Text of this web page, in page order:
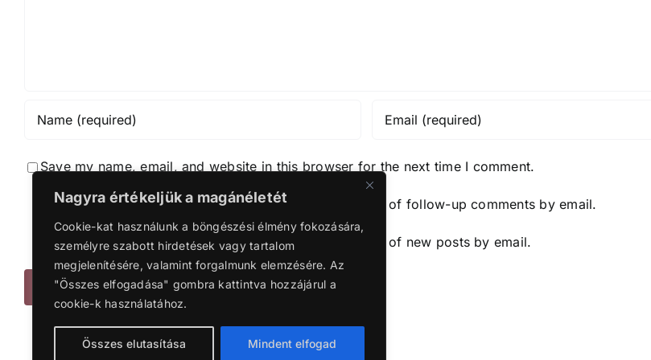
Nagyra értékeljük a magánéletét
Cookie-kat használunk a böngészési élmény fokozására,
személyre szabott hirdetések vagy tartalom
megjelenítésére, valamint forgalmunk elemzésére. Az
"Összes elfogadása" gombra kattintva hozzájárul a
cookie-k használatához.
Összes elutasítása Mindent elfogad
Save my name, email, and website in this browser for the next time I comment.
Notify me of follow-up comments by email.
Notify me of new posts by email.